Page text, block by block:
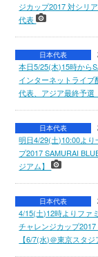
ジカップ2017 対シリ
代表
日本代表
本日5/25(木)15時から
インターネットライ
代表、アジア最終予
日本代表
明日4/29(土)10:00よ
プ2017 SAMURAI
ジアム】
日本代表
4/15(土)12時よりファ
チャレンジカップ
【6/7(水)＠東京スタ